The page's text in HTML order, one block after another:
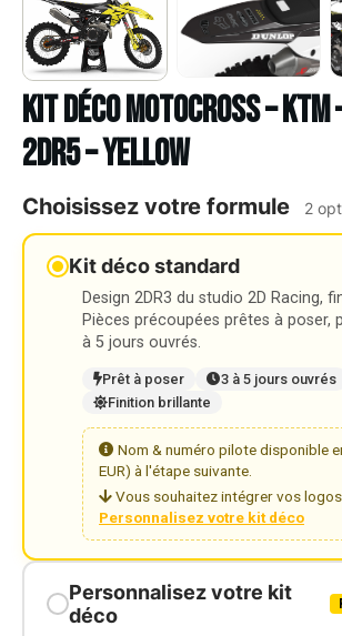
Kit déco Motocross – KTM
2DR5 – YELLOW
Choisissez votre formule 2
Kit déco standard
Design 2DR3 du studio 2D Racing,
Pièces précoupées prêtes à poser,
à 5 jours ouvrés.
Prêt à poser
3 à 5 jours ouvrés
Finition brillante
Nom & numéro pilote disponible
EUR) à l'étape suivante.
Vous souhaitez intégrer vos
Personnalisez votre kit déco
Personnalisez votre kit
déco